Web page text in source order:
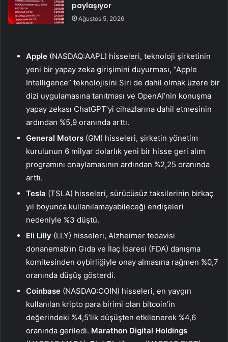
paylaşıyor
Ağustos 5, 2026
Apple (NASDAQ:AAPL) hisseleri, teknoloji şirketinin
yeni bir yapay zeka girişimini duyurması, “Apple
Intelligence” teknolojisini Siri de dahil olmak üzere bir
dizi uygulamasına tanıtması ve OpenAI’nin konuşma
yapay zekası ChatGPT’yi cihazlarına dahil etmesinin
ardından %5,9 oranında arttı.
General Motors (GM) hisseleri, şirketin yönetim
kurulunun 6 milyar dolarlık yeni bir hisse geri alım
programını onaylamasının ardından %2,25 oranında
arttı.
Tesla (TSLA) hisseleri, sürücüsüz taksilerinin birkaç
yıl boyunca kullanılamayabileceği endişeleri
nedeniyle %3 düştü.
Eli Lilly (LLY) hisseleri, Alzheimer tedavisi
donanemab’ın Gıda ve İlaç İdaresi (FDA) danışma
komitesinden oybirliğiyle onay almasına rağmen %0,7
oranında düşüş gösterdi.
Coinbase (NASDAQ:COIN) hisseleri, en yaygın
kullanılan kripto para birimi olan bitcoin’in
değerindeki %4,5’lik düşüşten etkilenerek %4,6
oranında geriledi. Marathon Digital Holdings